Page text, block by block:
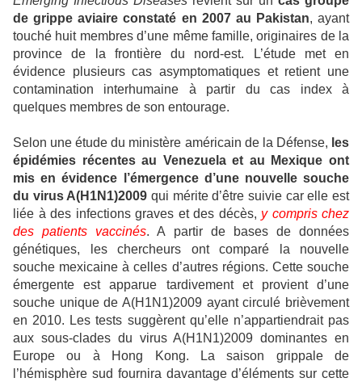
de grippe aviaire constaté en 2007 au Pakistan, ayant
touché huit membres d’une même famille, originaires de la
province de la frontière du nord-est. L’étude met en
évidence plusieurs cas asymptomatiques et retient une
contamination interhumaine à partir du cas index à
quelques membres de son entourage.
Selon une étude du ministère américain de la Défense, les
épidémies récentes au Venezuela et au Mexique ont
mis en évidence l’émergence d’une nouvelle souche
du virus A(H1N1)2009 qui mérite d’être suivie car elle est
liée à des infections graves et des décès, y compris chez
des patients vaccinés. A partir de bases de données
génétiques, les chercheurs ont comparé la nouvelle
souche mexicaine à celles d’autres régions. Cette souche
émergente est apparue tardivement et provient d’une
souche unique de A(H1N1)2009 ayant circulé brièvement
en 2010. Les tests suggèrent qu’elle n’appartiendrait pas
aux sous-clades du virus A(H1N1)2009 dominantes en
Europe ou à Hong Kong. La saison grippale de
l’hémisphère sud fournira davantage d’éléments sur cette